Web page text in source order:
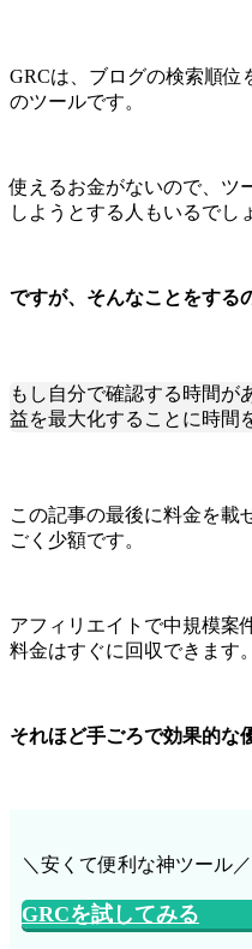
GRCは、ブログの検索順
のツールです。
使えるお金がないので、ツ
しようとする人もいるでし
ですが、そんなことをする
もし自分で確認する時間が
益を最大化することに時間
この記事の最後に料金を載
ごく少額です。
アフィリエイトで中規模案
料金はすぐに回収できます。
それほど手ごろで効果的な
＼安くて便利な神ツール／
GRCを試してみる